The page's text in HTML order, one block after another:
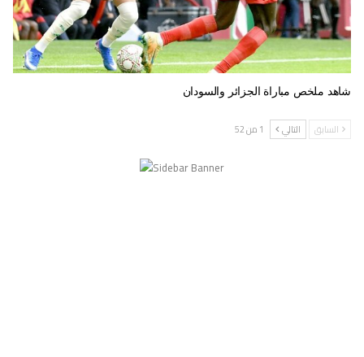
شاهد ملخص مباراة الجزائر والسودان
السابق التالي 1 من 52